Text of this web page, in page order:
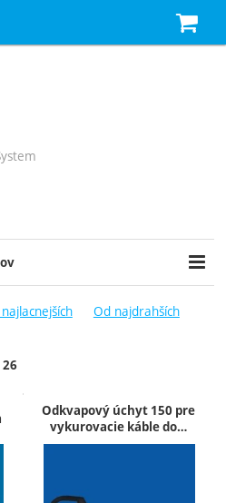
-
Od najdrahších
26
Odkvapový úchyt 150 pre
vykurovacie káble do…